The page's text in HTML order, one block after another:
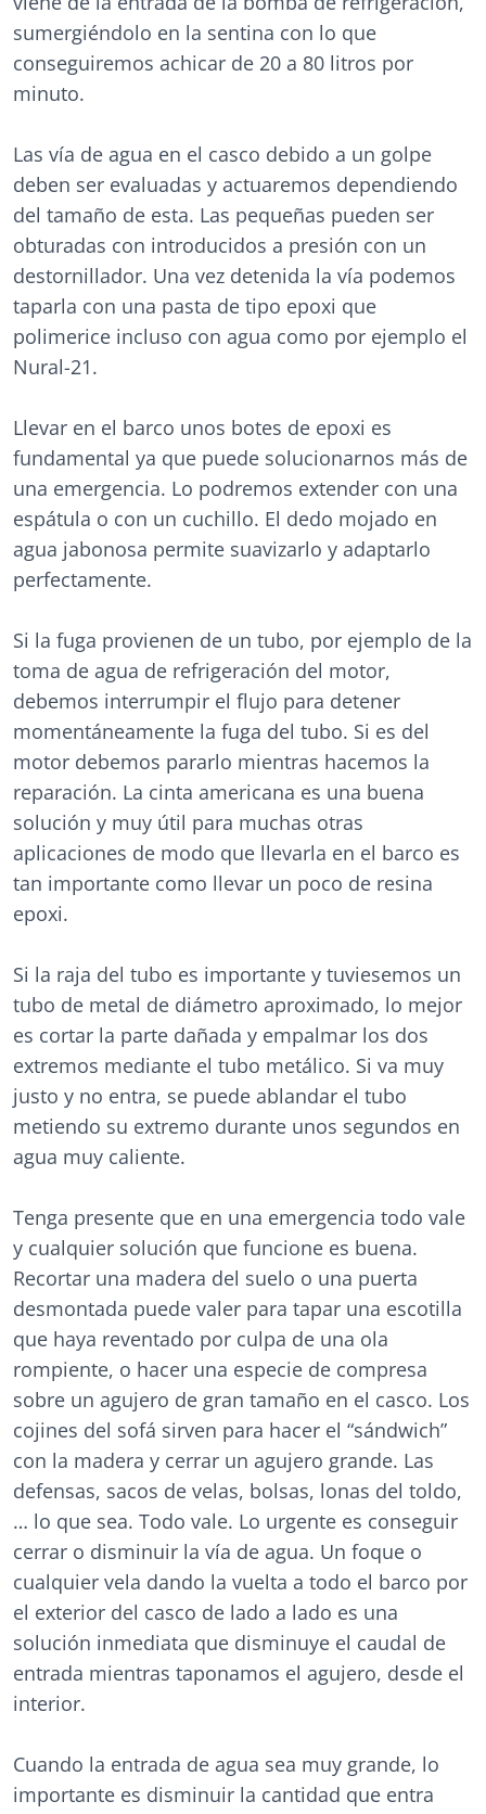
sumergiéndolo en la sentina con lo que
conseguiremos achicar de 20 a 80 litros por
minuto.
Las vía de agua en el casco debido a un golpe
deben ser evaluadas y actuaremos dependiendo
del tamaño de esta. Las pequeñas pueden ser
obturadas con introducidos a presión con un
destornillador. Una vez detenida la vía podemos
taparla con una pasta de tipo epoxi que
polimerice incluso con agua como por ejemplo el
Nural-21.
Llevar en el barco unos botes de epoxi es
fundamental ya que puede solucionarnos más de
una emergencia. Lo podremos extender con una
espátula o con un cuchillo. El dedo mojado en
agua jabonosa permite suavizarlo y adaptarlo
perfectamente.
Si la fuga provienen de un tubo, por ejemplo de la
toma de agua de refrigeración del motor,
debemos interrumpir el flujo para detener
momentáneamente la fuga del tubo. Si es del
motor debemos pararlo mientras hacemos la
reparación. La cinta americana es una buena
solución y muy útil para muchas otras
aplicaciones de modo que llevarla en el barco es
tan importante como llevar un poco de resina
epoxi.
Si la raja del tubo es importante y tuviesemos un
tubo de metal de diámetro aproximado, lo mejor
es cortar la parte dañada y empalmar los dos
extremos mediante el tubo metálico. Si va muy
justo y no entra, se puede ablandar el tubo
metiendo su extremo durante unos segundos en
agua muy caliente.
Tenga presente que en una emergencia todo vale
y cualquier solución que funcione es buena.
Recortar una madera del suelo o una puerta
desmontada puede valer para tapar una escotilla
que haya reventado por culpa de una ola
rompiente, o hacer una especie de compresa
sobre un agujero de gran tamaño en el casco. Los
cojines del sofá sirven para hacer el “sándwich”
con la madera y cerrar un agujero grande. Las
defensas, sacos de velas, bolsas, lonas del toldo,
… lo que sea. Todo vale. Lo urgente es conseguir
cerrar o disminuir la vía de agua. Un foque o
cualquier vela dando la vuelta a todo el barco por
el exterior del casco de lado a lado es una
solución inmediata que disminuye el caudal de
entrada mientras taponamos el agujero, desde el
interior.
Cuando la entrada de agua sea muy grande, lo
importante es disminuir la cantidad que entra